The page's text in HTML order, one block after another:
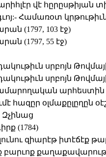
վէ
Համառօտ
(1797, 103 էջ)
(1797, 55 էջ)
սրբոյն
սրբոյն
արհեստին
հազըր օլմաքըլըղըն
Զչինաց
(1784)
զիարէթ իտէճէք